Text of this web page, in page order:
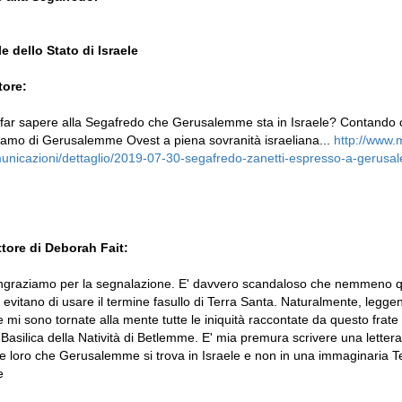
dello Stato di Israele
sapere alla Segafredo che Gerusalemme sta in Israele? Contando
di Gerusalemme Ovest a piena sovranità israeliana... http://
dettaglio/2019-07-30-segafredo-zanetti-espresso-a-
di Deborah Fait:
per la segnalazione. E' davvero scandaloso che nemmeno
di usare il termine fasullo di Terra Santa. Naturalmente,
mi sono tornate alla mente tutte le iniquità raccontate da questo
della Natività di Betlemme. E' mia premura scrivere una
loro che Gerusalemme si trova in Israele e non in una immaginaria